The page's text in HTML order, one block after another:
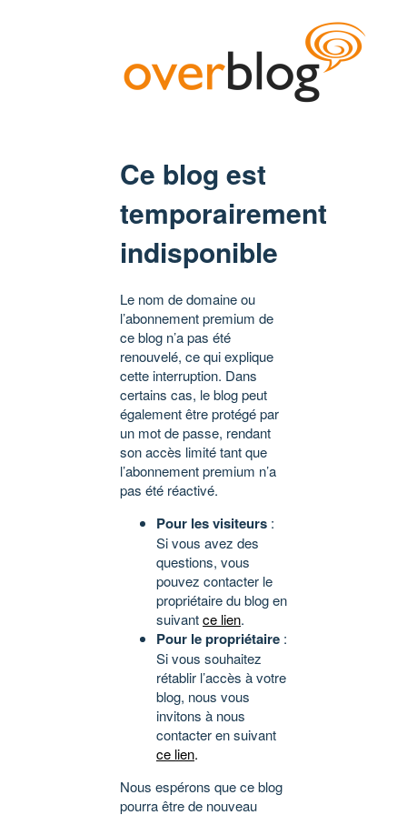
Ce blog est
temporairement
indisponible
Le nom de domaine ou
l’abonnement premium de
ce blog n’a pas été
renouvelé, ce qui explique
cette interruption. Dans
certains cas, le blog peut
également être protégé par
un mot de passe, rendant
son accès limité tant que
l’abonnement premium n’a
pas été réactivé.
Pour les visiteurs :
Si vous avez des
questions, vous
pouvez contacter le
propriétaire du blog en
suivantce lien.
Pour le propriétaire :
Si vous souhaitez
rétablir l’accès à votre
blog, nous vous
invitons à nous
contacter en suivant
ce lien.
Nous espérons que ce blog
pourra être de nouveau